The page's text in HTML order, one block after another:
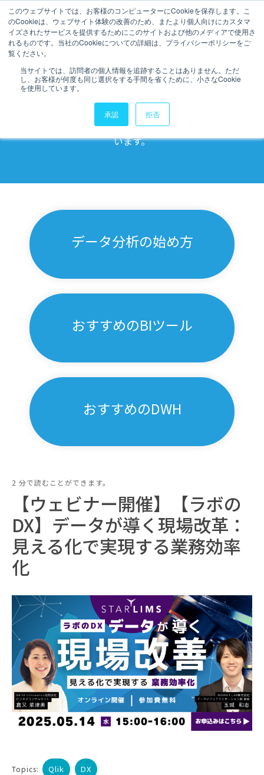
このウェブサイトでは、お客様のコンピューターにCookieを保存します。こ
のCookieは、ウェブサイト体験の改善のため、またより個人向けにカスタマ
イズされたサービスを提供するためにこのサイトおよび他のメディアで使用さ
れるものです。当社のCookieについての詳細は、プライバシーポリシーをご
覧ください。
当サイトでは、訪問者の個人情報を追跡することはありません。ただ
し、お客様が何度も同じ選択をする手間を省くために、小さなCookie
を使用しています。
承認 拒否
データ活用ブログ
データ活用
信しています。
弊社のノウハウを詰め込んだお役立ち記事を掲載して
います。
データ分析の始め方
おすすめのBIツール
おすすめのDWH
2 分で読むことができます。
【ウェビナー開催】【ラボの
DX】データが導く現場改革：
見える化で実現する業務効率
化
Topics: Qlik DX